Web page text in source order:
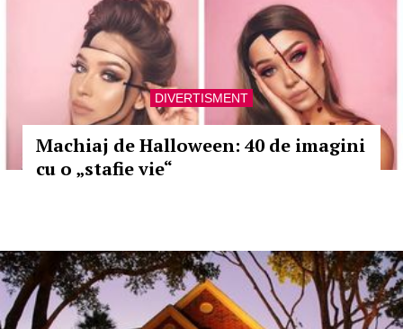
DIVERTISMENT
Machiaj de Halloween: 40 de imagini
cu o „stafie vie“